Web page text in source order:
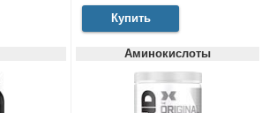
Купить
Аминокислоты